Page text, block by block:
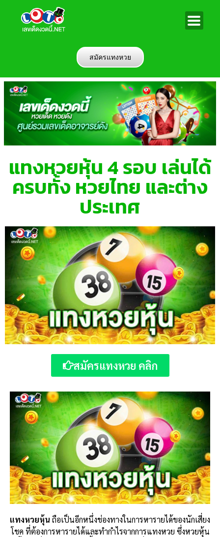
สมัครแทงหวย
แทงหวยหุ้น 4 รอบ เล่นได้
ครบทั้ง หวยไทย และต่าง
ประเทศ
สมัครแทงหวย คลิก
แทงหวยหุ้น ถือเป็นอีกหนึ่งช่องทางในการหารายได้ของนักเสี่ยง
โชค ที่ต้องการหารายได้และทำกำไรจากการแทงหวย ซึ่งหวยหุ้น